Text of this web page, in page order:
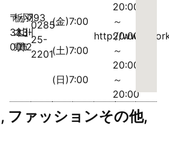
〒
323-
0012
栃
木
県
小
山
市
羽
川
793
0285-
25-
2201
20:00
(金)7:00
～
20:00
(土)7:00
～
20:00
(日)7:00
～
20:00
http://
, ファッションその他,